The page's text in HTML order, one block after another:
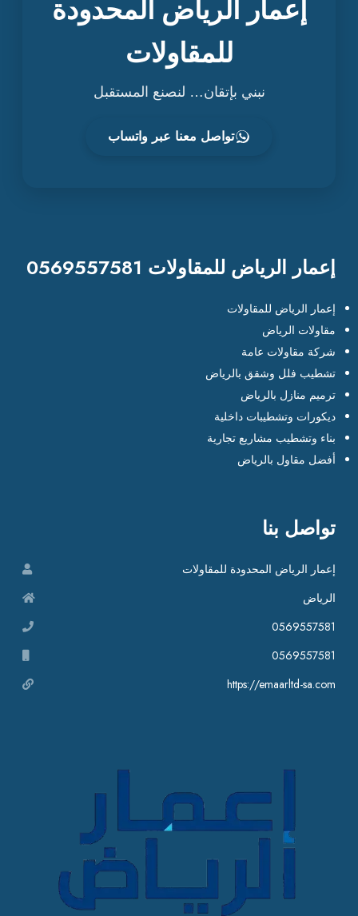
إعمار الرياض المحدودة
للمقاولات
نبني بإتقان… لنصنع المستقبل
تواصل معنا عبر واتساب
إعمار الرياض للمقاولات 0569557581
إعمار الرياض للمقاولات
مقاولات الرياض
شركة مقاولات عامة
تشطيب فلل وشقق بالرياض
ترميم منازل بالرياض
ديكورات وتشطيبات داخلية
بناء وتشطيب مشاريع تجارية
أفضل مقاول بالرياض
تواصل بنا
إعمار الرياض المحدودة للمقاولات
الرياض
0569557581
0569557581
https://emaarltd-sa.com